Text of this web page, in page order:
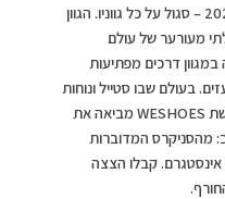
שחשפה את הצבע המוביל לשנת 2025 – סגול על כל גווניו. הגוון
מעורער של עולם
דרכים מפתיעות
בעולם שבו סטייל ונוחות
כבר מזמן אינם מתחרים זה בזה, רשת WESHOES מביאה את
מהסניקרס המדוברות
אינסטגרם. קבלו הצצה